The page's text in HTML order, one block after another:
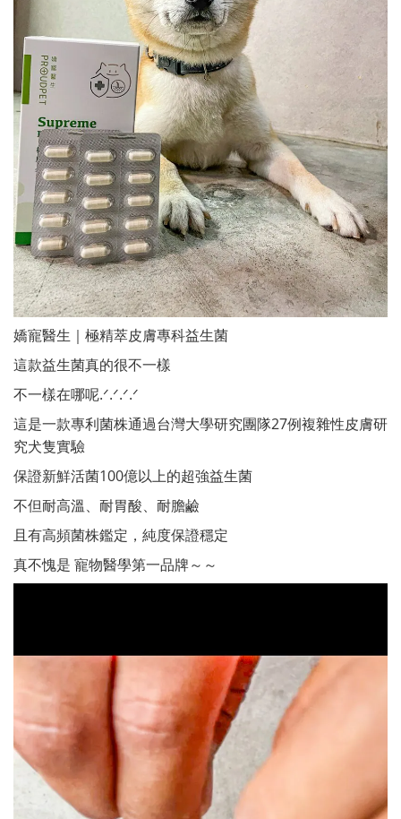
嬌寵醫生｜極精萃皮膚專科益生菌
這款益生菌真的很不一樣
不一樣在哪呢.ᐟ.ᐟ.ᐟ.ᐟ
這是一款專利菌株通過台灣大學研究團隊27例複雜性皮膚研
究犬隻實驗
保證新鮮活菌100億以上的超強益生菌
不但耐高溫、耐胃酸、耐膽鹼
且有高頻菌株鑑定，純度保證穩定
真不愧是 寵物醫學第一品牌～～